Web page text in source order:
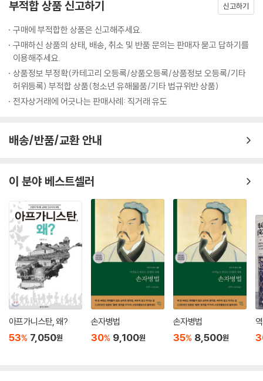
적의 동태를 파악하는 방법
· 적의 의도를 역이용하라 - 한신이 패전한 척 후퇴한 이유
승리하는 군대를 다스리는 법
· 리더는 때로는 너그럽고, 때로는 엄격해야 한다 - 문무를 겸비한 황제, 강
희제
제10편│지형 地形 지형을 꿰뚫는 자가 전장을 지배한다
내가 있는 곳을 올바로 이해하라
· 지형을 읽어야 승리할 수 있다 - 제갈량의 읍참마속
실패에서 배워라
· 공동체에 이로운 길을 따라가라 - 도를 지킨 문공, 명성을 탐한 자옥
· 허울뿐인 명분은 일을 그르친다 - 송나라 양공의 지나친 인의
적을 알고 나를 알면 승리를 거두는 데 위태로움이 없다
· 허울이 아닌 진심으로 대하라 - 오기 장군이 병사의 종기를 빨아준 까닭
· 때와 자리를 모르면 승리할 수 없다 - 효산에서 무너진 진목공의 원정
략하는 데 있다. 물은 지세에 근거하여 흘러가고, 용병은 상이한 적정에 근
거하여 각기 다른 승리의 책략을 구사한다. 용병은 변하지 않는 상세(常
勢)가 없고, 물은 변하지 않는 상형(常形)이 없다. 적정의 변화에 근거하
여 능히 승리를 거두는 것을 곧 신과 같은 용병이라고 한다.
--- p.167-168 「제6편│허실」 중에서
실상을 감추고 허를 꿰뚫어라: 원수의 손으로 자신의 이름을 빛낸 손빈
“날이 저물면 이 나무 아래 불이 켜질 것이다. 그 불빛을 향해 일제히 활을
언가 새겨져 있는 것을 발견하고는, 그 글자를 확인하려 불을 밝히게 했다.
미 손쓸 도리가 없음을 깨닫고 칼을 빼어 자결하며, 죽기 직전 이렇게 탄식
했다.
“결국 내가 저 아이의 이름을 빛내주는구나!”
제나라는 이 기세를 몰아 위나라 군을 궤멸시키고 위나라 태자마저 포로로
사로잡아 귀환했다.
--- p.171 「제6편│허실」 중에서
장수가 자신의 군대만 파악하고 적의 군대를 파악하지 못하면 승리할 가능
성은 반반이다. 적의 군대만 파악하고 자신의 군대는 파악하지 못하면 승
리할 가능성은 역시 반반이다. 적의 정황을 파악하고 자신의 정황도 파악
했지만 지형이 작전에 불리한 것을 파악하지 못한다면, 승리할 가능성은
절반에 지나지 않는다. 진정으로 용병에 통달한 장수는 행동에 미혹함이
백 번 싸워도 위태롭지 않은 ‘불태’ 전략
『손자병법』의 핵심은 바로 이 지점에 있다. 손자는 단순히 “어떻게 이길 것
인가”가 아니라 “어떻게 순간의 성취가 아닌, 오래 지속되는 기반을 마련
할 것인가”를 묻는다.
그래서 손자는 백 번 싸워 백 번 이기는 ‘백전백승’(百戰百勝)이 아닌 백
뛰어들고 나서 이기려 하지 말고, 상대를 파악하고 나의 약점을 보완해 승
리의 조건을 먼저 갖춘 뒤 움직여야 한다는 것이다.
2,500년 전에 쓰인 책이지만, 손자의 통찰은 정치·경제·비즈니스·인간관
4 용지 5장 분량의 6천 자 속에서 진정한 승리의 의미를 묻고, 전쟁의 모
든 것을 집대성했다. 그 주제는 승패 예측, 지형 파악과 주도권 장악, 지휘
체계와 병사들의 사기 관리, 첩자와 심리전 운용까지 총망라한다. 그 본질
은 오늘날의 인간 행동과 심리 분석, 조직 경영과 다르지 않다.
읽는 고전에서 체험하는 고전으로
현대지성 클래식은 『손자병법』을 단순한 번역서가 아닌 스토리텔링 중심
해석서로 선보인다. 고전의 묵직한 울림을 살리면서도, 현대 독자들이 흥
미롭게 읽고 일상에 당장 적용할 수 있는 실천적 전략서로 다듬었다.
부적합 상품 신고하기 신고하기
구매에 부적합한 상품은 신고해주세요.
구매하신 상품의 상태, 배송, 취소 및 반품 문의는 판매자 묻고 답하기를
이용해주세요.
상품정보 부정확(카테고리 오등록/상품오등록/상품정보 오등록/기타
허위등록) 부적합 상품(청소년 유해물품/기타 법규위반 상품)
전자상거래에 어긋나는 판매사례: 직거래 유도
배송/반품/교환 안내
이 분야 베스트셀러
아프가니스탄, 왜?
53% 7,050원
손자병법
30% 9,100원
손자병법
35% 8,500원